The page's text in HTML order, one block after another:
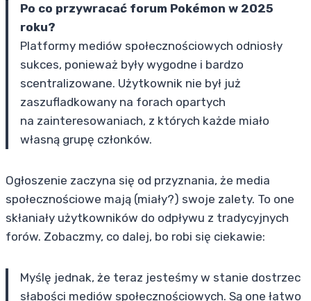
Po co przywracać forum Pokémon w 2025
roku?
Platformy mediów społecznościowych odniosły
sukces, ponieważ były wygodne i bardzo
scentralizowane. Użytkownik nie był już
zaszufladkowany na forach opartych
na zainteresowaniach, z których każde miało
własną grupę członków.
Ogłoszenie zaczyna się od przyznania, że media
społecznościowe mają (miały?) swoje zalety. To one
skłaniały użytkowników do odpływu z tradycyjnych
forów. Zobaczmy, co dalej, bo robi się ciekawie:
Myślę jednak, że teraz jesteśmy w stanie dostrzec
słabości mediów społecznościowych. Są one łatwo